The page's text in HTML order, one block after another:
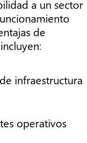
a un sector
de
infraestructura
operativos